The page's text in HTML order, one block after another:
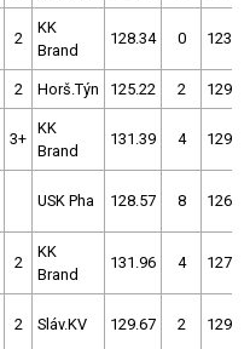
2
KK
Brand
128.34 0
2 Horš.Týn 125.22 2
3+
KK
Brand
131.39 4
USK Pha 128.57 8
2
KK
Brand
131.96 4
2 Sláv.KV 129.67 2